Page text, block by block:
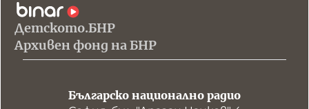
Детското.БНР
Архивен фонд на БНР
Българско национално радио